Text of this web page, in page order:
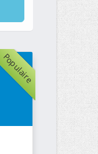
Populaire